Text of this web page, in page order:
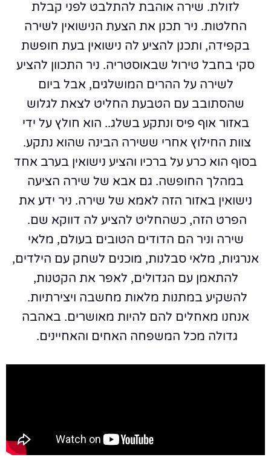
לזולת. שירה אוהבת להתלבט לפני קבלת
החלטות. ניר תכנן את הצעת הנישואין לשירה
בקפידה, ותכנן להציע לה נישואין בעת חופשת
סקי בחבל טירול שבאוסטריה. ניר התכוון להציע
לשירה על ההרים המושלגים, אבל ביום
שהסתובב עם הטבעת החליט לצאת לגלוש
באזור אוף פיס ונתקע בשלג.. הוא חולץ על ידי
צוות החילוץ אחרי ששירה הבינה שהוא נתקע.
בסוף הוא כרע על ברכיו והציע נישואין בערב אחד
במהלך החופשה. גם אבא של שירה הציעה
נישואין באזור הזה לאמא של שירה. ניר ידע את
הפרט הזה, כשהחליט להציע לה דווקא שם.
שירה וניר הם הדודים הטובים בעולם, מלאי
אנרגיות, מלאי סבלנות, מוכנים לשחק עם הילדים,
להתאמן עם הגדולים, לאפר את הקטנות,
להשקיע במתנות מלאות מחשבה ויצירתיות.
אנחנו מאחלים להם להיות מאושרים. באהבה
גדולה מכל המשפחה האחים והאחיינים.